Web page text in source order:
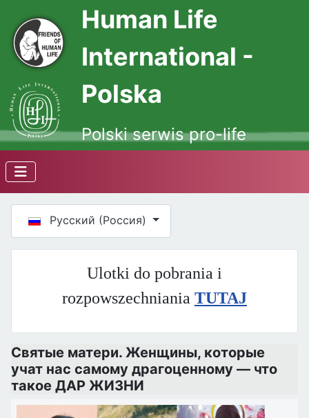
Human Life
International -
Polska
Polski serwis pro-life
Русский (Россия)
Ulotki do pobrania i
rozpowszechniania TUTAJ
Святые матери. Женщины, которые
учат нас самому драгоценному — что
такое ДАР ЖИЗНИ